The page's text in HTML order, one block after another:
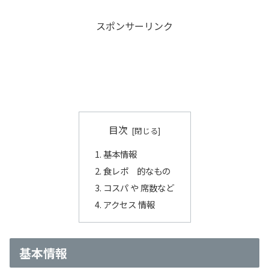
スポンサーリンク
目次
基本情報
食レポ 的なもの
コスパ や 席数など
アクセス 情報
基本情報